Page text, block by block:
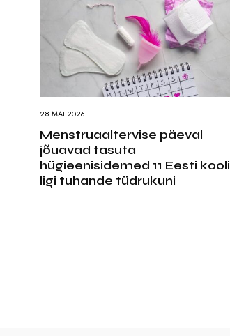
28.MAI 2026
Menstruaaltervise päeval
jõuavad tasuta
hügieenisidemed 11 Eesti kooli
ligi tuhande tüdrukuni